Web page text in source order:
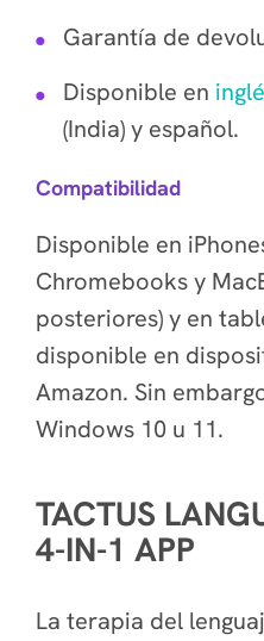
Garantía de
Disponible en
(India) y español.
Compatibilidad
Disponible en
Chromebooks y
posteriores) y en
disponible en
Amazon. Sin
Windows 10 u 11.
TACTUS
4-IN-1 APP
La terapia del